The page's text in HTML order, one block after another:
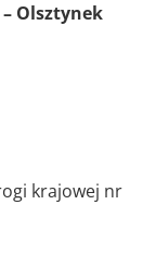
Olsztynek
krajowej nr